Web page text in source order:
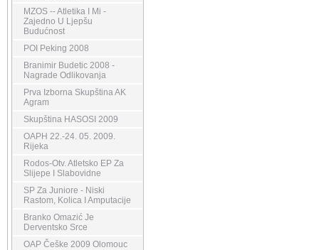
MZOS -- Atletika I Mi -
Zajedno U Ljepšu
Budućnost
POI Peking 2008
Branimir Budetic 2008 -
Nagrade Odlikovanja
Prva Izborna Skupština AK
Agram
Skupština HASOSI 2009
OAPH 22.-24. 05. 2009.
Rijeka
Rodos-Otv. Atletsko EP Za
Slijepe I Slabovidne
SP Za Juniore - Niski
Rastom, Kolica I Amputacije
Branko Omazić Je
Derventsko Srce
OAP Češke 2009 Olomouc